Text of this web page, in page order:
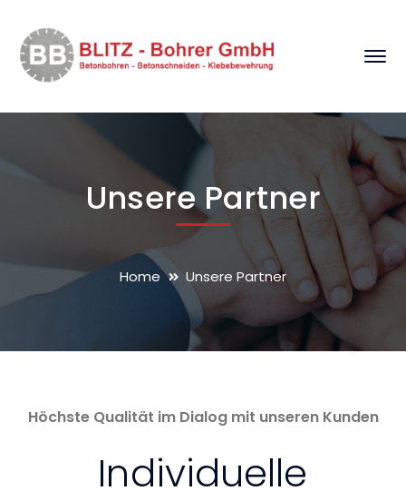
Unsere Partner
Home Unsere Partner
Höchste Qualität im Dialog mit unseren Kunden
Individuelle